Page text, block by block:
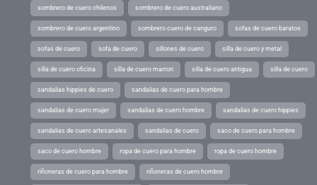
sombrero de cuero chilenos sombrero de cuero australiano
sombrero de cuero argentino sombrero cuero de canguro sofas de cuero baratos
sofas de cuero sofa de cuero sillones de cuero silla de cuero y metal
silla de cuero oficina silla de cuero marron silla de cuero antigua silla de cuero
sandalias hippies de cuero sandalias de cuero para hombre
sandalias de cuero mujer sandalias de cuero hombre sandalias de cuero hippies
sandalias de cuero artesanales sandalias de cuero saco de cuero para hombre
saco de cuero hombre ropa de cuero para hombre ropa de cuero hombre
riñoneras de cuero para hombre riñoneras de cuero hombre